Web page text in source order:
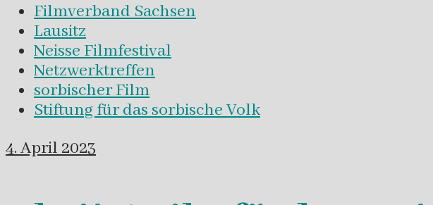
Filmverband Sachsen
Lausitz
Neisse Filmfestival
Netzwerktreffen
sorbischer Film
Stiftung für das sorbische Volk
4. April 2023